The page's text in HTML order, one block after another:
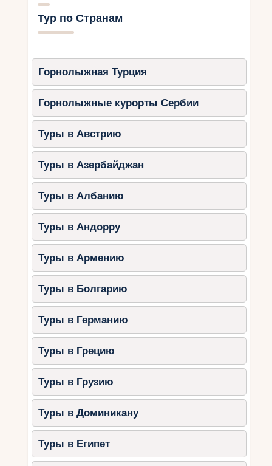
Тур по Странам
Горнолыжная Турция
Горнолыжные курорты Сербии
Туры в Австрию
Туры в Азербайджан
Туры в Албанию
Туры в Андорру
Туры в Армению
Туры в Болгарию
Туры в Германию
Туры в Грецию
Туры в Грузию
Туры в Доминикану
Туры в Египет